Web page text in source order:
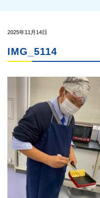
2025年11月14日
IMG_5114